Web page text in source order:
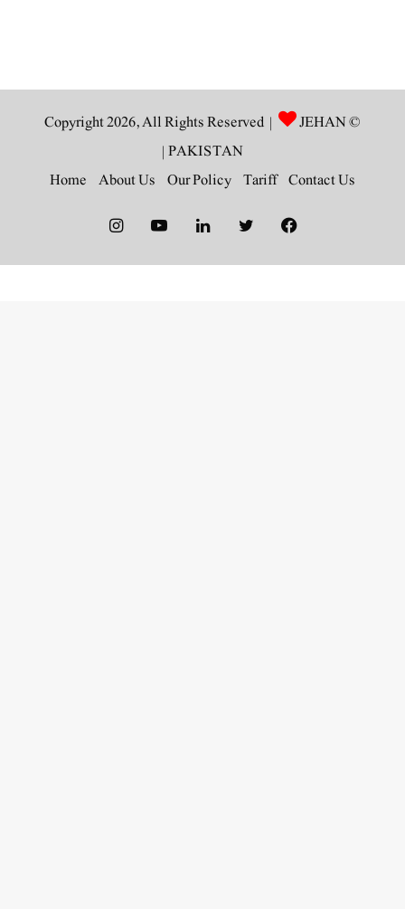
© Copyright 2026, All Rights Reserved |
JEHAN
PAKISTAN
|
Contact Us
Tariff
Our Policy
About Us
Home
Facebook
Twitter
LinkedIn
YouTube
Instagram